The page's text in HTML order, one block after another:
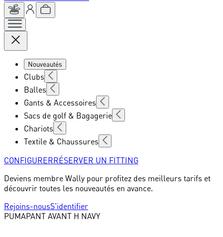
Nouveautés
Clubs
Balles
Gants & Accessoires
Sacs de golf & Bagagerie
Chariots
Textile & Chaussures
CONFIGURERRÉSERVER UN FITTING
Deviens membre Wally pour profitez des meilleurs tarifs et
découvrir toutes les nouveautés en avance.
Rejoins-nousS'identifier
PUMAPANT AVANT H NAVY